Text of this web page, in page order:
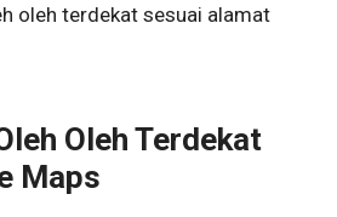
oleh terdekat sesuai alamat
Oleh Terdekat
Maps